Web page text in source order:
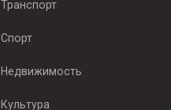
Транспорт
Спорт
Недвижимость
Культура